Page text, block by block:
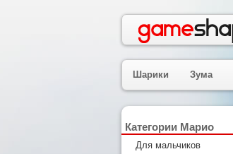
Категории Марио
Для мальчиков
Шарики Зума